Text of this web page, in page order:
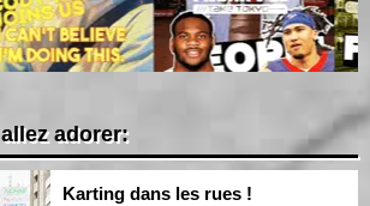
adorer:
Karting dans les rues !